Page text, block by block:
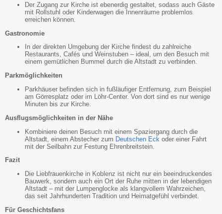
Der Zugang zur Kirche ist ebenerdig gestaltet, sodass auch Gäste
mit Rollstuhl oder Kinderwagen die Innenräume problemlos
erreichen können.
Gastronomie
In der direkten Umgebung der Kirche findest du zahlreiche
Restaurants, Cafés und Weinstuben – ideal, um den Besuch mit
einem gemütlichen Bummel durch die Altstadt zu verbinden.
Parkmöglichkeiten
Parkhäuser befinden sich in fußläufiger Entfernung, zum Beispiel
am Görresplatz oder im Löhr-Center. Von dort sind es nur wenige
Minuten bis zur Kirche.
Ausflugsmöglichkeiten in der Nähe
Kombiniere deinen Besuch mit einem Spaziergang durch die
Altstadt, einem Abstecher zum Deutschen Eck oder einer Fahrt
mit der Seilbahn zur Festung Ehrenbreitstein.
Fazit
Die Liebfrauenkirche in Koblenz ist nicht nur ein beeindruckendes
Bauwerk, sondern auch ein Ort der Ruhe mitten in der lebendigen
Altstadt – mit der Lumpenglocke als klangvollem Wahrzeichen,
das seit Jahrhunderten Tradition und Heimatgefühl verbindet.
Für Geschichtsfans